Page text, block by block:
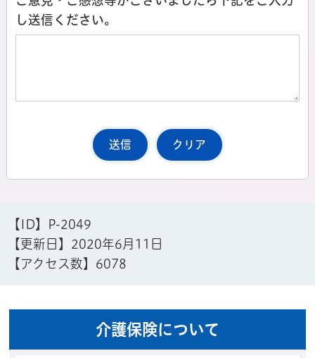
し送信ください。
【ID】
P-2049
【更新日】 2020年6月11日
【アクセス数】 6078
介護保険について